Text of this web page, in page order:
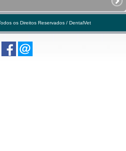
os Direitos Reservados / DentalVet